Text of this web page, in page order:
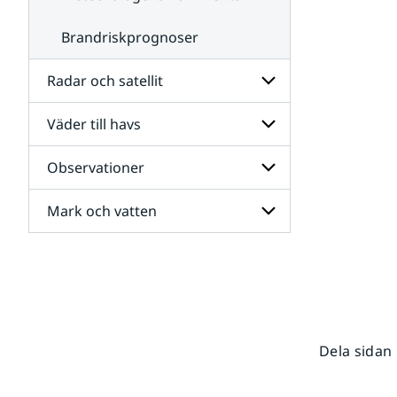
Brandriskprognoser
Radar och satellit
Undersidor
för
Radar
och
satellit
Väder till havs
Undersidor
för
Väder
till
havs
Observationer
Undersidor
för
Mark och vatten
Dela sidan